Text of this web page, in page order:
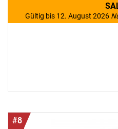
Gültig bis 12. August 2026
#8